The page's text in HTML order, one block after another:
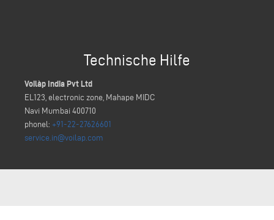
Technische Hilfe
Voilàp India Pvt Ltd
EL123, electronic zone, Mahape MIDC
Navi Mumbai 400710
phonel: +91-22-27626601
service.in@voilap.com